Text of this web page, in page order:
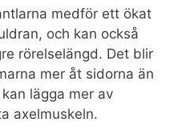
medför ett ökat
och kan också
rörelselängd. Det blir
mer åt sidorna än
lägga mer av
axelmuskeln.